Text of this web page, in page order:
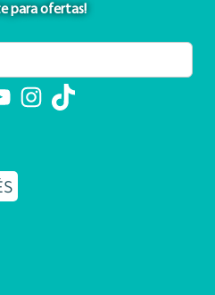
para ofertas!
Instagram
TikTok